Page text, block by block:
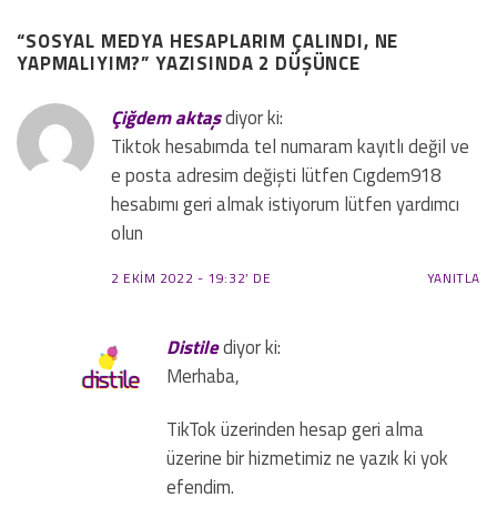
“SOSYAL MEDYA HESAPLARIM ÇALINDI, NE
YAPMALIYIM?” YAZISINDA 2 DÜŞÜNCE
Çiğdem aktaşdiyor ki:
Tiktok hesabımda tel numaram kayıtlı değil ve
e posta adresim değişti lütfen Cıgdem918
hesabımı geri almak istiyorum lütfen yardımcı
olun
2 EKIM 2022 - 19:32’ DE YANITLA
Distilediyor ki:
Merhaba,
TikTok üzerinden hesap geri alma
üzerine bir hizmetimiz ne yazık ki yok
efendim.